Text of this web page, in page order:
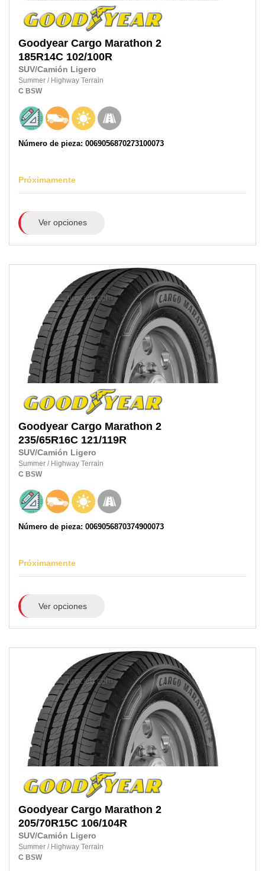
Goodyear Cargo Marathon 2
185R14C 102/100R
SUV/Camión Ligero
Summer / Highway Terrain
C BSW
Número de pieza: 0069056870273100073
Próximamente
Ver opciones
Goodyear Cargo Marathon 2
235/65R16C 121/119R
SUV/Camión Ligero
Summer / Highway Terrain
C BSW
Número de pieza: 0069056870374900073
Próximamente
Ver opciones
Goodyear Cargo Marathon 2
205/70R15C 106/104R
SUV/Camión Ligero
Summer / Highway Terrain
C BSW